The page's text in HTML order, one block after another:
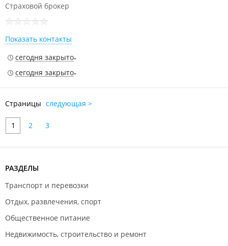
Страховой брокер
Показать контакты
сегодня закрыто
сегодня закрыто
Страницы следующая >
1 2 3
РАЗДЕЛЫ
Транспорт и перевозки
Отдых, развлечения, спорт
Общественное питание
Недвижимость, строительство и ремонт